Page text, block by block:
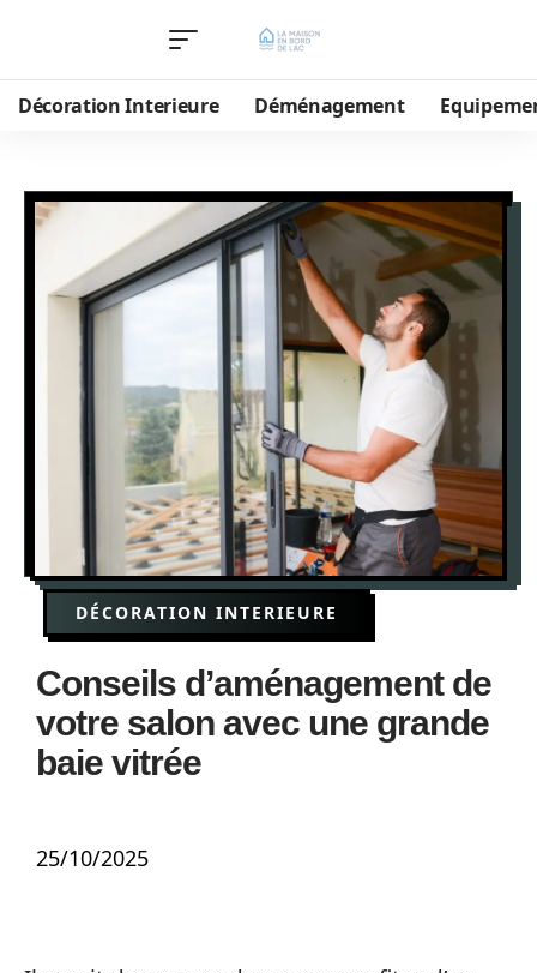
Décoration Interieure Déménagement
DÉCORATION INTERIEURE
Conseils d’aménagement de
votre salon avec une grande
baie vitrée
25/10/2025